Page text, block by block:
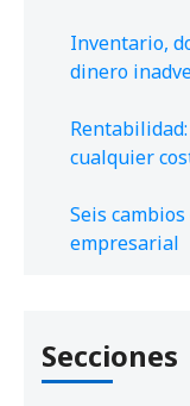
Inventario,
dinero
cualquier
Seis
empresarial
Secciones